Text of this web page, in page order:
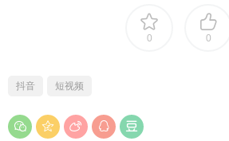
0 0
抖音 短视频